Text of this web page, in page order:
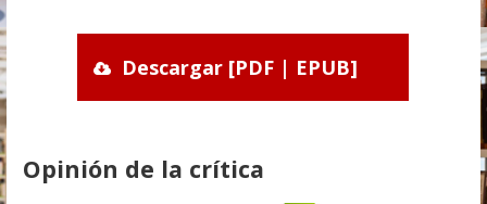
Descargar [PDF | EPUB]
Opinión de la crítica